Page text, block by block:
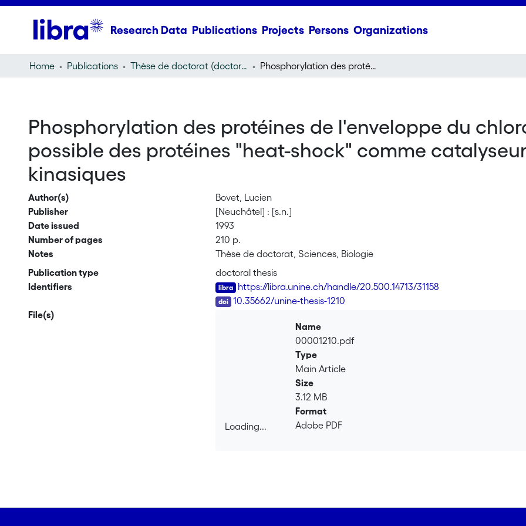
Research Data Publications Projects Persons Organizations
Home Publications Thèse de doctorat (doctoral thesis) Phosphorylation des protéines de l'enveloppe du chloroplaste d'épinard et rôle possible des protéines "heat-shock" comme catalyseurs d'activités protéines-kinasiques
Phosphorylation des protéines de l'enveloppe du
possible des protéines "heat-shock" comme
kinasiques
Author(s)
Bovet, Lucien
Publisher
[Neuchâtel] : [s.n.]
Date issued
1993
Number of pages
210 p.
Notes
Thèse de doctorat, Sciences, Biologie
Publication type
doctoral thesis
Identifiers
https://libra.unine.ch/handle/20.500.14713/31158
10.35662/unine-thesis-1210
File(s)
Loading...
Name
00001210.pdf
Type
Main Article
Size
3.12 MB
Format
Adobe PDF